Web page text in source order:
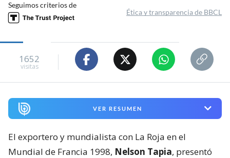
Seguimos criterios de
Ética y transparencia de BBCL
1652
visitas
VER RESUMEN
El exportero y mundialista con La Roja en el
Mundial de Francia 1998, Nelson Tapia, presentó